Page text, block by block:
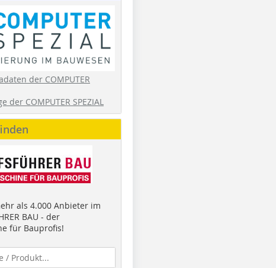
der COMPUTER
der COMPUTER SPEZIAL
als 4.000 Anbieter im
BAU - der
für Bauprofis!